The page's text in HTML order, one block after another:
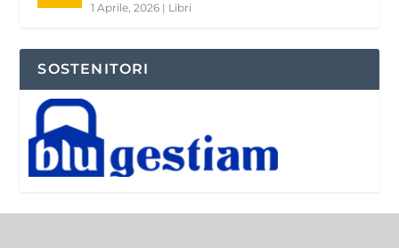
1 Aprile, 2026 | Libri
SOSTENITORI